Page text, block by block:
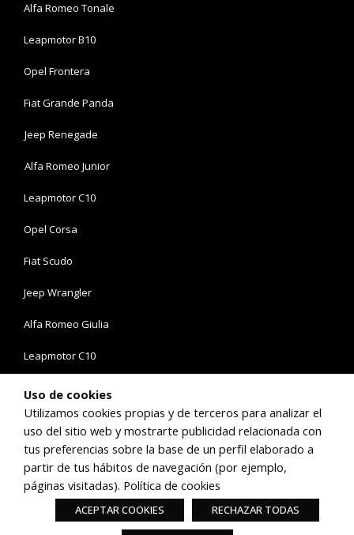
Alfa Romeo Tonale
Leapmotor B10
Opel Frontera
Fiat Grande Panda
Jeep Renegade
Alfa Romeo Junior
Leapmotor C10
Opel Corsa
Fiat Scudo
Jeep Wrangler
Alfa Romeo Giulia
Leapmotor C10
Opel Combo
Síguenos en:
©Copyright 2026 Comauto Sport
Política de Política de
Uso de cookies
Utilizamos cookies propias y de terceros para analizar el
uso del sitio web y mostrarte publicidad relacionada con
tus preferencias sobre la base de un perfil elaborado a
partir de tus hábitos de navegación (por ejemplo,
páginas visitadas). Política de cookies
ACEPTAR COOKIES RECHAZAR TODAS